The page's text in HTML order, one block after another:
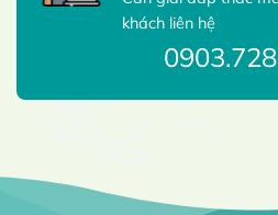
khách liên hệ